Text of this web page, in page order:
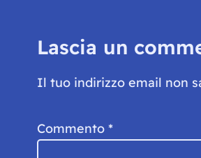
Lascia un
Il tuo indirizzo email non
Commento *